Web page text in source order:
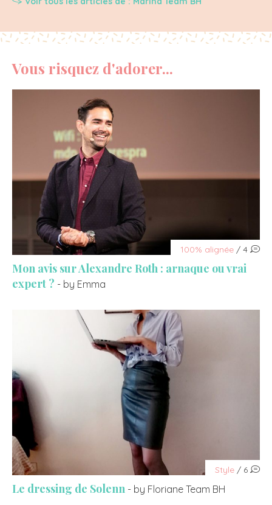
Vous risquez d'adorer...
100% alignée / 4
Mon avis sur Alexandre Roth : arnaque ou vrai
expert ? - by Emma
Style / 6
Le dressing de Solenn - by Floriane Team BH